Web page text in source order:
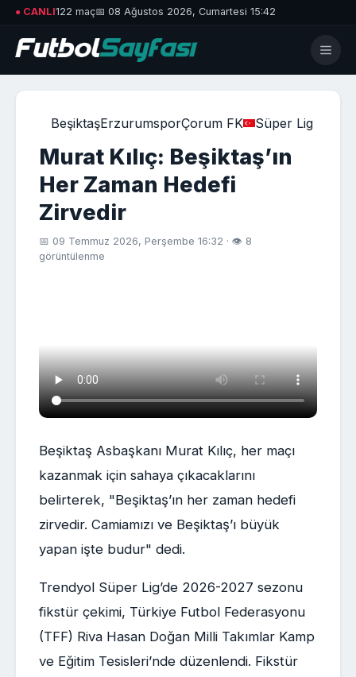
● CANLI122 maç📅 08 Ağustos 2026, Cumartesi 15:42
BeşiktaşErzurumsporÇorum FK Süper Lig
Murat Kılıç: Beşiktaş’ın
Her Zaman Hedefi
Zirvedir
📅 09 Temmuz 2026, Perşembe 16:32 · 👁 8
görüntülenme
Beşiktaş Asbaşkanı Murat Kılıç, her maçı
kazanmak için sahaya çıkacaklarını
belirterek, "Beşiktaş’ın her zaman hedefi
zirvedir. Camiamızı ve Beşiktaş’ı büyük
yapan işte budur" dedi.
Trendyol Süper Lig’de 2026-2027 sezonu
fikstür çekimi, Türkiye Futbol Federasyonu
(TFF) Riva Hasan Doğan Milli Takımlar Kamp
ve Eğitim Tesisleri’nde düzenlendi. Fikstür